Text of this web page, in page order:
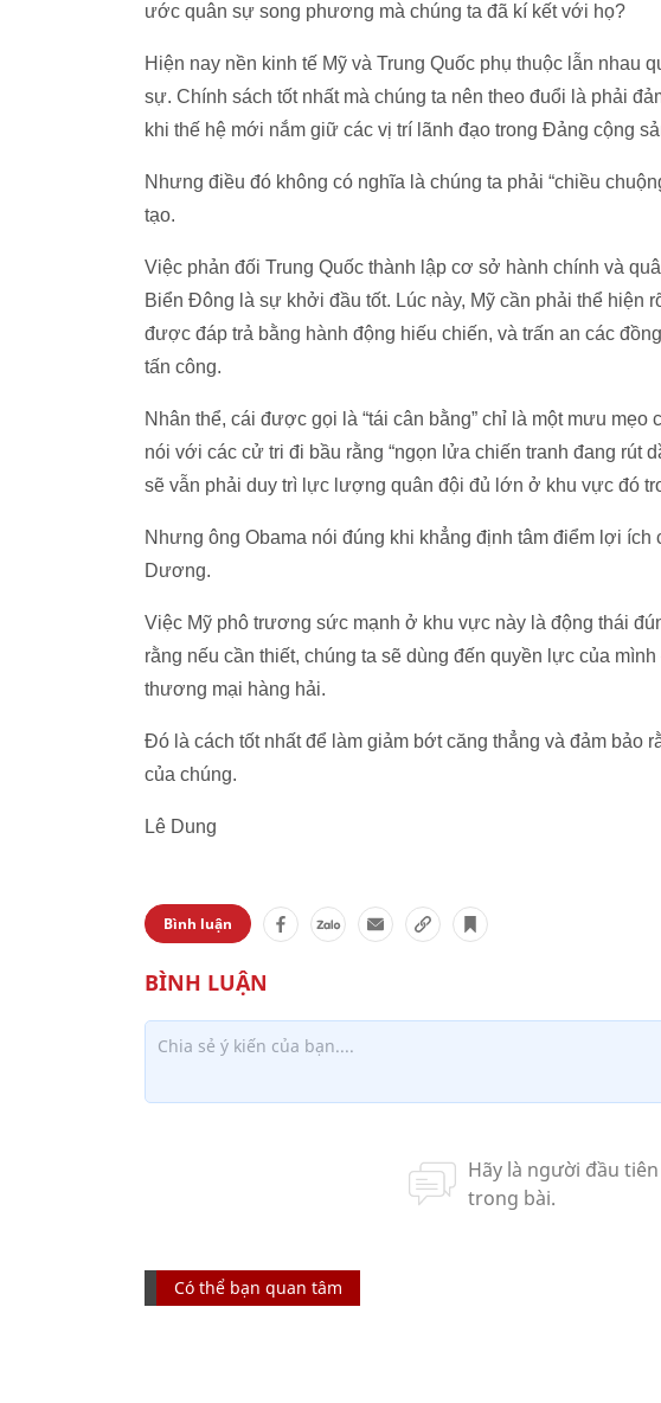
ước quân sự song phương mà chúng ta đã kí kết với họ?
Hiện nay nền kinh tế Mỹ và Trung Quốc phụ thuộc lẫn nhau
sự. Chính sách tốt nhất mà chúng ta nên theo đuổi là phải
khi thế hệ mới nắm giữ các vị trí lãnh đạo trong Đảng cộng
Nhưng điều đó không có nghĩa là chúng ta phải “chiều
tạo.
Việc phản đối Trung Quốc thành lập cơ sở hành chính và
Biển Đông là sự khởi đầu tốt. Lúc này, Mỹ cần phải thể hiện
được đáp trả bằng hành động hiếu chiến, và trấn an các
tấn công.
Nhân thể, cái được gọi là “tái cân bằng” chỉ là một mưu mẹo
nói với các cử tri đi bầu rằng “ngọn lửa chiến tranh đang rút
sẽ vẫn phải duy trì lực lượng quân đội đủ lớn ở khu vực đó
Nhưng ông Obama nói đúng khi khẳng định tâm điểm lợi ích
Dương.
Việc Mỹ phô trương sức mạnh ở khu vực này là động thái
rằng nếu cần thiết, chúng ta sẽ dùng đến quyền lực của
thương mại hàng hải.
Đó là cách tốt nhất để làm giảm bớt căng thẳng và đảm bảo
của chúng.
Lê Dung
Bình luận
Có thể bạn quan tâm